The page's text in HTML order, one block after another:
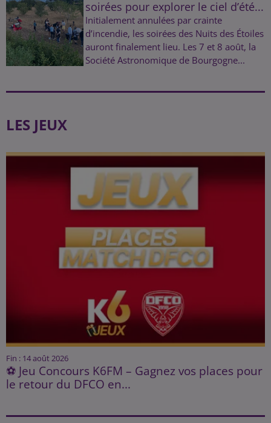
soirées pour explorer le ciel d’été...
Initialement annulées par crainte
d’incendie, les soirées des Nuits des Étoiles
auront finalement lieu. Les 7 et 8 août, la
Société Astronomique de Bourgogne...
LES JEUX
Fin : 14 août 2026
⚽ Jeu Concours K6FM – Gagnez vos places pour
le retour du DFCO en...